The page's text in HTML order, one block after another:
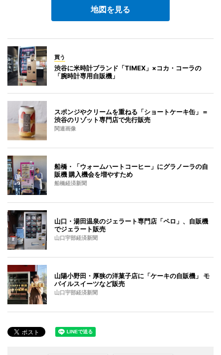
地図を見る
買う
渋谷に米時計ブランド「TIMEX」×コカ・コーラの
「腕時計専用自販機」
スポンジやクリームを重ねる「ショートケーキ缶」＝
渋谷のリゾット専門店で先行販売
関連画像
船橋・「ウォームハートコーヒー」にグラノーラの自
販機 購入機会を増やすため
船橋経済新聞
山口・湯田温泉のジェラート専門店「ペロ」、自販機
でジェラート販売
山口宇部経済新聞
山陽小野田・厚狭の洋菓子店に「ケーキの自販機」 モ
バイルスイーツなど販売
山口宇部経済新聞